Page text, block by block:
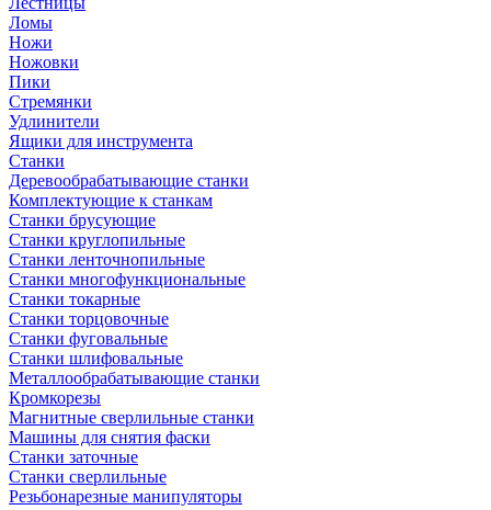
Ломы
Ножи
Ножовки
Пики
Стремянки
Удлинители
Ящики для инструмента
Станки
Деревообрабатывающие станки
Комплектующие к станкам
Станки брусующие
Станки круглопильные
Станки ленточнопильные
Станки многофункциональные
Станки токарные
Станки торцовочные
Станки фуговальные
Станки шлифовальные
Металлообрабатывающие станки
Кромкорезы
Магнитные сверлильные станки
Машины для снятия фаски
Станки заточные
Станки сверлильные
Резьбонарезные манипуляторы